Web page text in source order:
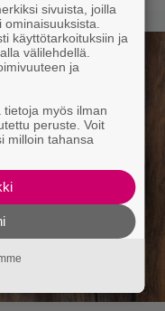
sivuista, joilla
käyttötarkoituksiin ja
välilehdellä.
ja
myös ilman
peruste. Voit
milloin tahansa